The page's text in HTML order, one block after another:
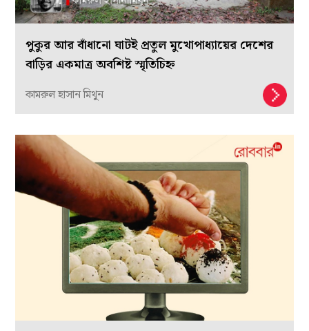
পুকুর আর বাঁধানো ঘাটই প্রতুল মুখোপাধ্যায়ের দেশের
বাড়ির একমাত্র অবশিষ্ট স্মৃতিচিহ্ন
কামরুল হাসান মিথুন